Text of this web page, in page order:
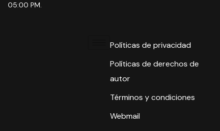
05:00 PM.
Políticas de privacidad
Políticas de derechos de
autor
Términos y condiciones
Webmail